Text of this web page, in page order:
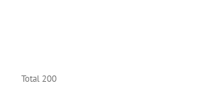
Total 200